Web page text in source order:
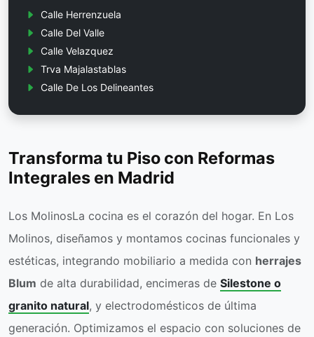
Calle Herrenzuela
Calle Del Valle
Calle Velazquez
Trva Majalastablas
Calle De Los Delineantes
Transforma tu Piso con Reformas
Integrales en Madrid
Los MolinosLa cocina es el corazón del hogar. En Los
Molinos, diseñamos y montamos cocinas funcionales y
estéticas, integrando mobiliario a medida con herrajes
Blum de alta durabilidad, encimeras de Silestone o
granito natural, y electrodomésticos de última
generación. Optimizamos el espacio con soluciones de